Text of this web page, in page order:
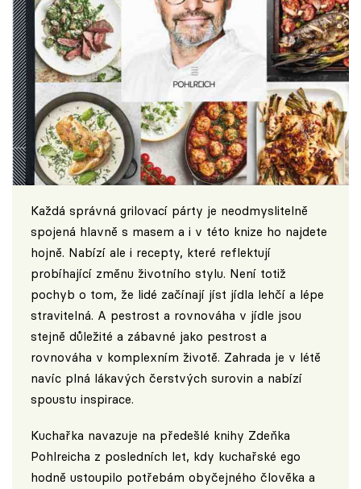
Každá správná grilovací párty je neodmyslitelně
spojená hlavně s masem a i v této knize ho najdete
hojně. Nabízí ale i recepty, které reflektují
probíhající změnu životního stylu. Není totiž
pochyb o tom, že lidé začínají jíst jídla lehčí a lépe
stravitelná. A pestrost a rovnováha v jídle jsou
stejně důležité a zábavné jako pestrost a
rovnováha v komplexním životě. Zahrada je v létě
navíc plná lákavých čerstvých surovin a nabízí
spoustu inspirace.
Kuchařka navazuje na předešlé knihy Zdeňka
Pohlreicha z posledních let, kdy kuchařské ego
hodně ustoupilo potřebám obyčejného člověka a